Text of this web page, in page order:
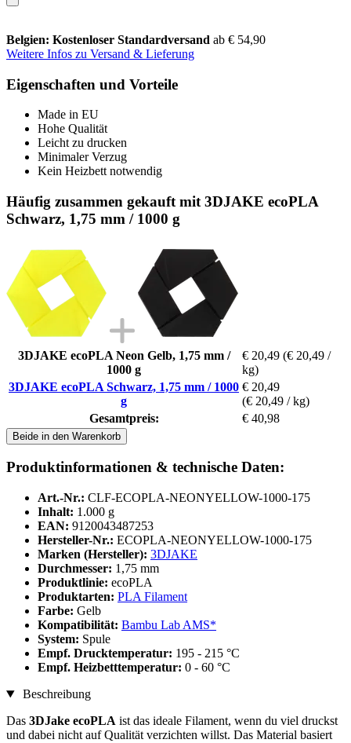
Belgien: Kostenloser Standardversand ab € 54,90
Weitere Infos zu Versand & Lieferung
Eigenschaften und Vorteile
Made in EU
Hohe Qualität
Leicht zu drucken
Minimaler Verzug
Kein Heizbett notwendig
Häufig zusammen gekauft mit 3DJAKE ecoPLA
Schwarz, 1,75 mm / 1000 g
3DJAKE ecoPLA Neon Gelb, 1,75 mm /
1000 g
€ 20,49 (€ 20,49 /
kg)
3DJAKE ecoPLA Schwarz, 1,75 mm / 1000
g
€ 20,49
(€ 20,49 / kg)
Gesamtpreis:
€ 40,98
Beide in den Warenkorb
Produktinformationen & technische Daten:
Art.-Nr.: CLF-ECOPLA-NEONYELLOW-1000-175
Inhalt: 1.000 g
EAN: 9120043487253
Hersteller-Nr.: ECOPLA-NEONYELLOW-1000-175
Marken (Hersteller): 3DJAKE
Durchmesser: 1,75 mm
Produktlinie: ecoPLA
Produktarten: PLA Filament
Farbe: Gelb
Kompatibilität: Bambu Lab AMS*
System: Spule
Empf. Drucktemperatur: 195 - 215 °C
Empf. Heizbetttemperatur: 0 - 60 °C
Beschreibung
Das 3DJake ecoPLA ist das ideale Filament, wenn du viel druckst
und dabei nicht auf Qualität verzichten willst. Das Material basiert